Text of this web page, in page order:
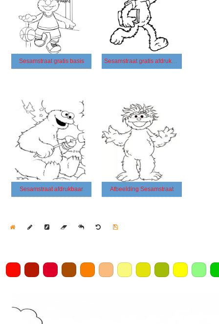
Sesamstraat gratis basis Sesamstraat gratis afdrukbaar eenvoudig
Sesamstraat afdrukbaar Afbeelding Sesamstraat